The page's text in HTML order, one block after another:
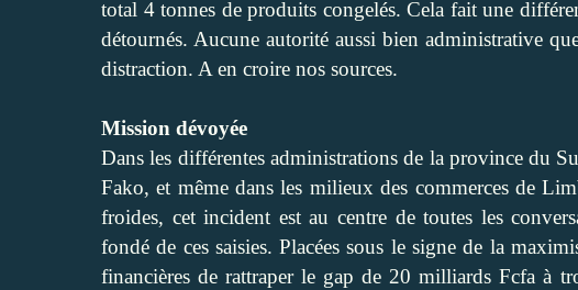
total 4 tonnes de produits congelés. Cela fait une
détournés. Aucune autorité aussi bien administrative
distraction. A en croire nos sources.
Mission dévoyée
Dans les différentes administrations de la province du
Fako, et même dans les milieux des commerces de
froides, cet incident est au centre de toutes les
fondé de ces saisies. Placées sous le signe de la
financières de rattraper le gap de 20 milliards Fcfa à